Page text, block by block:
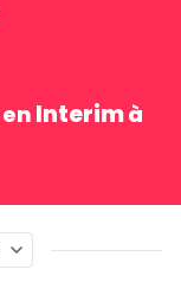
en Interimà